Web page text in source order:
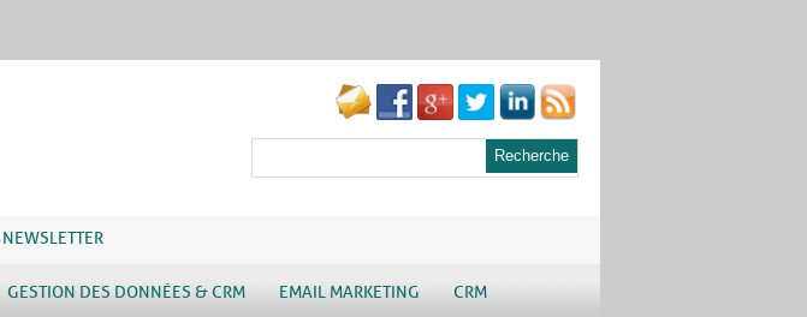
NEWSLETTER
GESTION DES DONNÉES & CRM EMAIL MARKETING CRM